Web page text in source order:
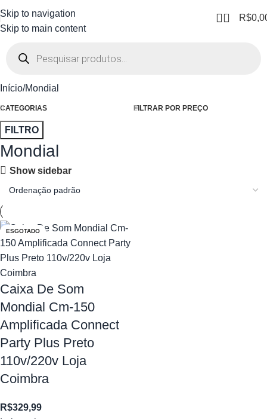
Skip to navigation
Skip to main content
0 R$
Início Mondial
CATEGORIAS FILTRAR POR PREÇO
FILTRO
Mondial
Show sidebar
ESGOTADO
Caixa De Som
Mondial Cm-150
Amplificada Connect
Party Plus Preto
110v/220v Loja
Coimbra
R$329,99